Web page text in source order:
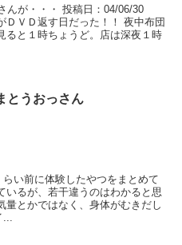
んが・・・ 投稿日：04/06/30
ＤＶＤ返す日だった！！ 夜中布団
ると１時ちょうど。店は深夜１時
とうおっさん
い前に体験したやつをまとめて
いるが、若干違うのはわかると思
量とかではなく、身体がむきだし